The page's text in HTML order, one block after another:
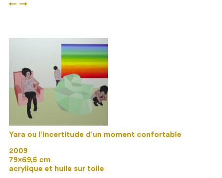
← →
Yara ou l’incertitude d’un moment confortable
2009
79×69,5 cm
acrylique et huile sur toile